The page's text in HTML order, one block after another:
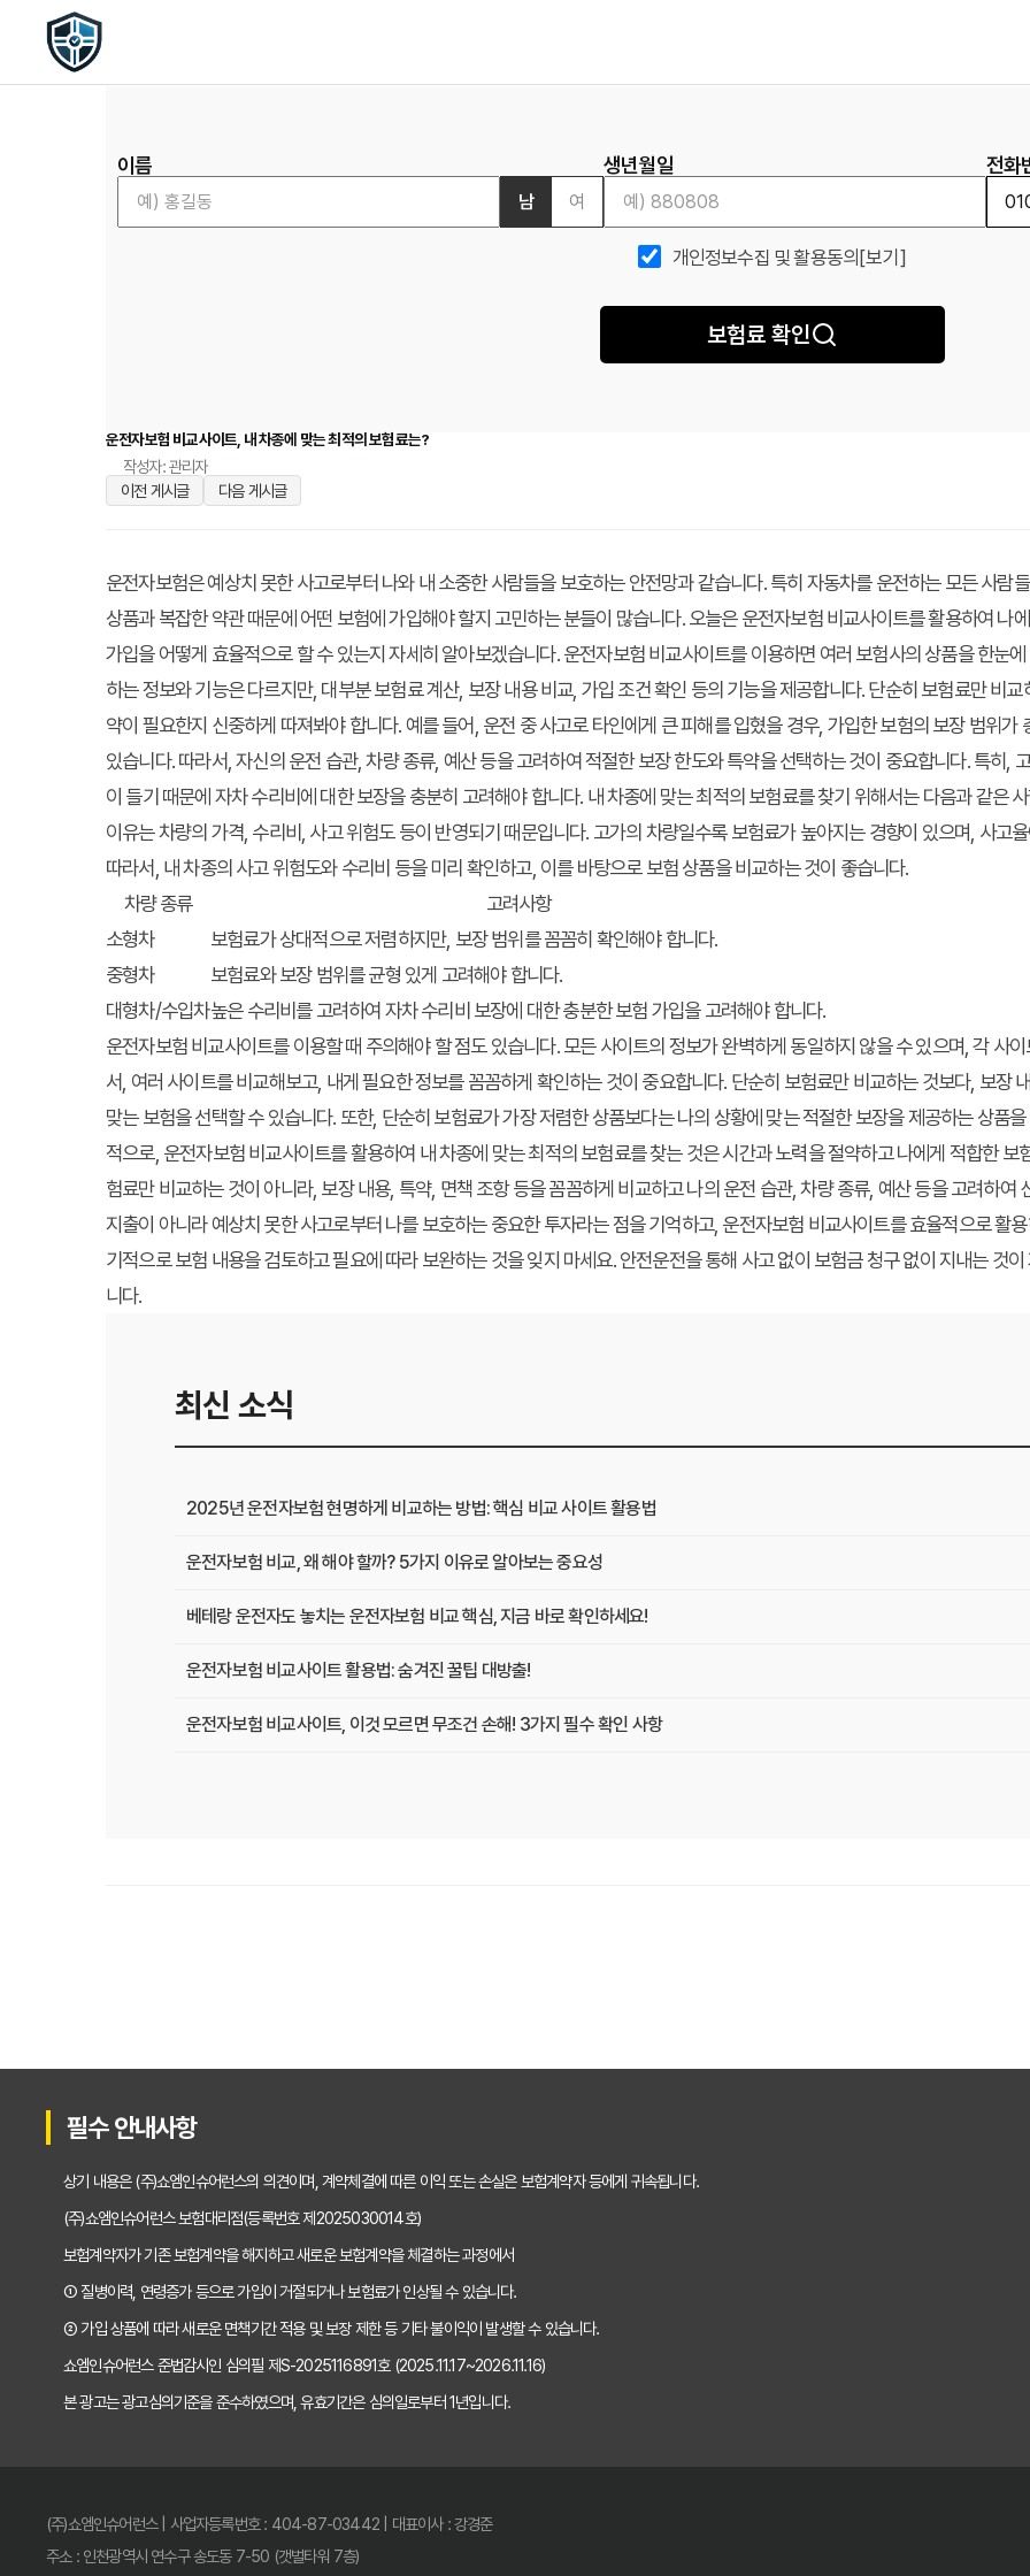
이름
남 여
생년월일 전화
개인정보수집 및 활용동의 [보기]
보험료 확인
운전자보험 비교사이트, 내 차종에 맞는 최적의 보험료는?
작성자: 관리자
이전 게시글
다음 게시글
운전자보험은 예상치 못한 사고로부터 나와 내 소중한 사람들을 보호하는 안전망과 같습니다. 특히 자동차를 운전하는 모든 사람
상품과 복잡한 약관 때문에 어떤 보험에 가입해야 할지 고민하는 분들이 많습니다. 오늘은 운전자보험 비교사이트를 활용하여 나
가입을 어떻게 효율적으로 할 수 있는지 자세히 알아보겠습니다. 운전자보험 비교사이트를 이용하면 여러 보험사의 상품을 한눈
하는 정보와 기능은 다르지만, 대부분 보험료 계산, 보장 내용 비교, 가입 조건 확인 등의 기능을 제공합니다. 단순히 보험료만 비
약이 필요한지 신중하게 따져봐야 합니다. 예를 들어, 운전 중 사고로 타인에게 큰 피해를 입혔을 경우, 가입한 보험의 보장 범위
있습니다. 따라서, 자신의 운전 습관, 차량 종류, 예산 등을 고려하여 적절한 보장 한도와 특약을 선택하는 것이 중요합니다. 특히,
이 들기 때문에 자차 수리비에 대한 보장을 충분히 고려해야 합니다. 내 차종에 맞는 최적의 보험료를 찾기 위해서는 다음과 같은
이유는 차량의 가격, 수리비, 사고 위험도 등이 반영되기 때문입니다. 고가의 차량일수록 보험료가 높아지는 경향이 있으며, 사고
따라서, 내 차종의 사고 위험도와 수리비 등을 미리 확인하고, 이를 바탕으로 보험 상품을 비교하는 것이 좋습니다.
차량 종류
고려사항
소형차
보험료가 상대적으로 저렴하지만, 보장 범위를 꼼꼼히 확인해야 합니다.
중형차
보험료와 보장 범위를 균형 있게 고려해야 합니다.
대형차/수입차높은 수리비를 고려하여 자차 수리비 보장에 대한 충분한 보험 가입을 고려해야 합니다.
운전자보험 비교사이트를 이용할 때 주의해야 할 점도 있습니다. 모든 사이트의 정보가 완벽하게 동일하지 않을 수 있으며, 각 사
서, 여러 사이트를 비교해보고, 내게 필요한 정보를 꼼꼼하게 확인하는 것이 중요합니다. 단순히 보험료만 비교하는 것보다, 보장
맞는 보험을 선택할 수 있습니다. 또한, 단순히 보험료가 가장 저렴한 상품보다는 나의 상황에 맞는 적절한 보장을 제공하는 상품
적으로, 운전자보험 비교사이트를 활용하여 내 차종에 맞는 최적의 보험료를 찾는 것은 시간과 노력을 절약하고 나에게 적합한
험료만 비교하는 것이 아니라, 보장 내용, 특약, 면책 조항 등을 꼼꼼하게 비교하고 나의 운전 습관, 차량 종류, 예산 등을 고려하
지출이 아니라 예상치 못한 사고로부터 나를 보호하는 중요한 투자라는 점을 기억하고, 운전자보험 비교사이트를 효율적으로 활
기적으로 보험 내용을 검토하고 필요에 따라 보완하는 것을 잊지 마세요. 안전운전을 통해 사고 없이 보험금 청구 없이 지내는 것
니다.
최신 소식
2025년 운전자보험 현명하게 비교하는 방법: 핵심 비교 사이트 활용법
운전자보험 비교, 왜 해야 할까? 5가지 이유로 알아보는 중요성
베테랑 운전자도 놓치는 운전자보험 비교 핵심, 지금 바로 확인하세요!
운전자보험 비교사이트 활용법: 숨겨진 꿀팁 대방출!
운전자보험 비교사이트, 이것 모르면 무조건 손해! 3가지 필수 확인 사항
"나만 몰랐네?" 운전자보험 비교사이트 선택, 이것만 알면 보험료 절반으로!
"교통사고, 이제 두렵지 않아!" 운전자보험 비교, 내 상황에 맞는 최적의 플랜 찾기
2025년, 운전자보험 비교사이트 똑똑하게 활용하는 5가지 방법
운전자보험 비교사이트 선택 전 반드시 알아야 할 핵심 정보 5가지
운전자보험 비교사이트 파헤치기: 후회 없는 선택을 위한 완벽 가이드
필수 안내사항
상기 내용은 (주)쇼엠인슈어런스의 의견이며, 계약체결에 따른 이익 또는 손실은 보험계약자 등에게 귀속됩니다.
(주)쇼엠인슈어런스 보험대리점(등록번호 제2025030014호)
보험계약자가 기존 보험계약을 해지하고 새로운 보험계약을 체결하는 과정에서
① 질병이력, 연령증가 등으로 가입이 거절되거나 보험료가 인상될 수 있습니다.
② 가입 상품에 따라 새로운 면책기간 적용 및 보장 제한 등 기타 불이익이 발생할 수 있습니다.
쇼엠인슈어런스 준법감시인 심의필 제S-2025116891호 (2025.11.17~2026.11.16)
본 광고는 광고심의기준을 준수하였으며, 유효기간은 심의일로부터 1년입니다.
(주)쇼엠인슈어런스 | 사업자등록번호 : 404-87-03442 | 대표이사 : 강경준
주소 : 인천광역시 연수구 송도동 7-50 (갯벌타워 7층)